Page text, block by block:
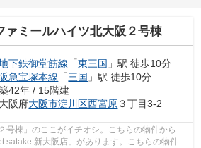
ァミールハイツ北大阪２号棟
下鉄御堂筋線 「東三国 」駅 徒歩10分
阪急宝塚本線 「三国 」駅 徒歩10分
42年 / 15階建
大阪府大阪市淀川区西宮原３丁目3-2
号棟」のここがイチオシ。こちらの物件から
satake 新大阪店」があります。こちらの物件か